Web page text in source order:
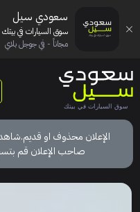
الإعلان محذوف او قديم.شاهد
صاحب الإعلان قم
سعودي سيل
سوق السيارات في بيتك
مجاناً - في جوجل بلاي